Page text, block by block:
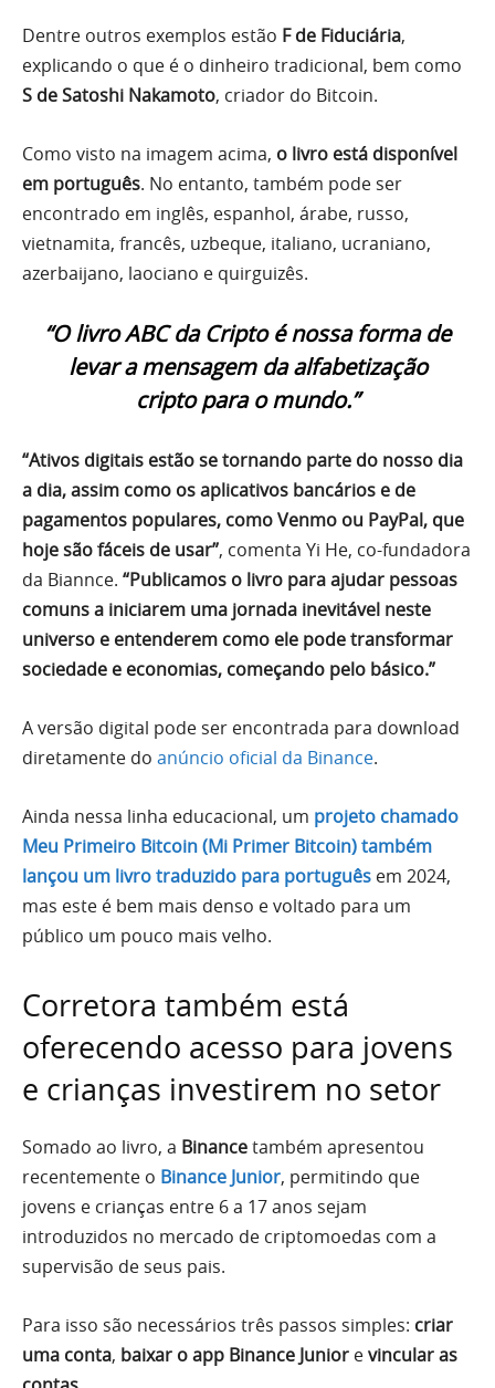
Dentre outros exemplos estão F de Fiduciária,
explicando o que é o dinheiro tradicional, bem como
S de Satoshi Nakamoto, criador do Bitcoin.
Como visto na imagem acima, o livro está disponível
em português. No entanto, também pode ser
encontrado em inglês, espanhol, árabe, russo,
vietnamita, francês, uzbeque, italiano, ucraniano,
azerbaijano, laociano e quirguizês.
“O livro ABC da Cripto é nossa forma de
levar a mensagem da alfabetização
cripto para o mundo.”
“Ativos digitais estão se tornando parte do nosso dia
a dia, assim como os aplicativos bancários e de
pagamentos populares, como Venmo ou PayPal, que
hoje são fáceis de usar”, comenta Yi He, co-fundadora
da Biannce. “Publicamos o livro para ajudar pessoas
comuns a iniciarem uma jornada inevitável neste
universo e entenderem como ele pode transformar
sociedade e economias, começando pelo básico.”
A versão digital pode ser encontrada para download
diretamente do anúncio oficial da Binance.
Ainda nessa linha educacional, um projeto chamado
Meu Primeiro Bitcoin (Mi Primer Bitcoin) também
lançou um livro traduzido para português em 2024,
mas este é bem mais denso e voltado para um
público um pouco mais velho.
Corretora também está
oferecendo acesso para jovens
e crianças investirem no setor
Somado ao livro, a Binancetambém apresentou
recentemente o Binance Junior, permitindo que
jovens e crianças entre 6 a 17 anos sejam
introduzidos no mercado de criptomoedas com a
supervisão de seus pais.
Para isso são necessários três passos simples: criar
uma conta, baixar o app Binance Junior evincular as